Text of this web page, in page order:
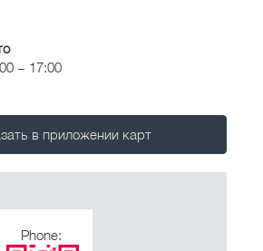
– 17:00
в приложении карт
Phone: